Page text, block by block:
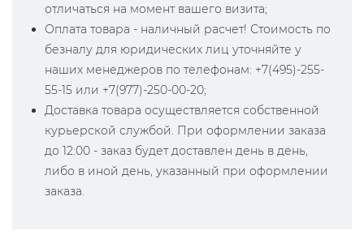
отличаться на момент вашего визита;
Оплата товара - наличный расчет! Стоимость по
безналу для юридических лиц уточняйте у
наших менеджеров по телефонам: +7(495)-255-
55-15 или +7(977)-250-00-20;
Доставка товара осуществляется собственной
курьерской службой. При оформлении заказа
до 12:00 - заказ будет доставлен день в день,
либо в иной день, указанный при оформлении
заказа.